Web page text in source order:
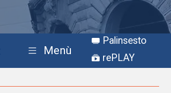
Menù
Palinsesto
rePLAY